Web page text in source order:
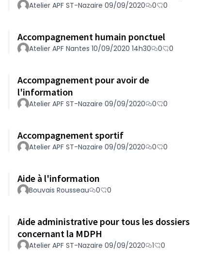
Atelier APF ST-Nazaire 09/09/2020 0 0
Accompagnement humain ponctuel
Atelier APF Nantes 10/09/2020 14h30 0 0
Accompagnement pour avoir de
l'information
Atelier APF ST-Nazaire 09/09/2020 0 0
Accompagnement sportif
Atelier APF ST-Nazaire 09/09/2020 0 0
Aide à l'information
Bouvais Rousseau 0 0
Aide administrative pour tous les dossiers
concernant la MDPH
Atelier APF ST-Nazaire 09/09/2020 1 0